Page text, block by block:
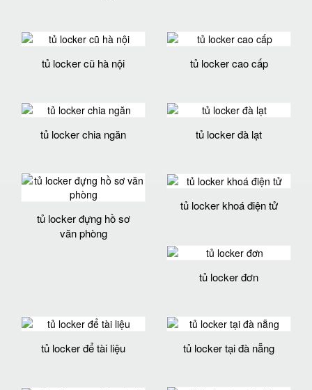
tủ locker cũ hà nội tủ locker cao cấp
tủ locker chia ngăn tủ locker đà lạt
tủ locker đựng hồ sơ
văn phòng
tủ locker khoá điện tử
tủ locker đơn
tủ locker để tài liệu tủ locker tại đà nẵng